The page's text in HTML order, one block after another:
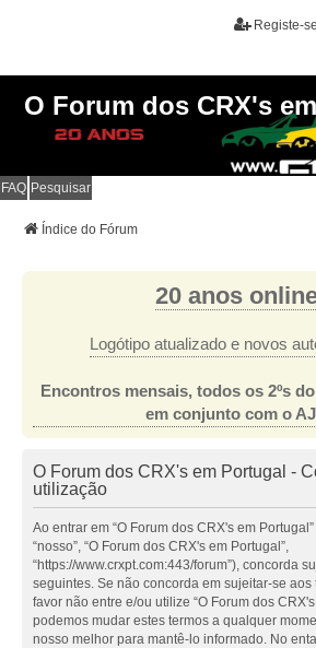
Registe-se
O Forum dos CRX's
FAQ Pesquisar
Índice do Fórum
20 anos
Logótipo atualizado e novos
Encontros mensais, todos os 2ºs
em conjunto com o
O Forum dos CRX's em Portugal -
utilização
Ao entrar em “O Forum dos CRX's em
“nosso”, “O Forum dos CRX's em Portugal”,
“https://www.crxpt.com:443/forum”), concorda
seguintes. Se não concorda em sujeitar-se
favor não entre e/ou utilize “O Forum dos
podemos mudar estes termos a qualquer
nosso melhor para mantê-lo informado. No